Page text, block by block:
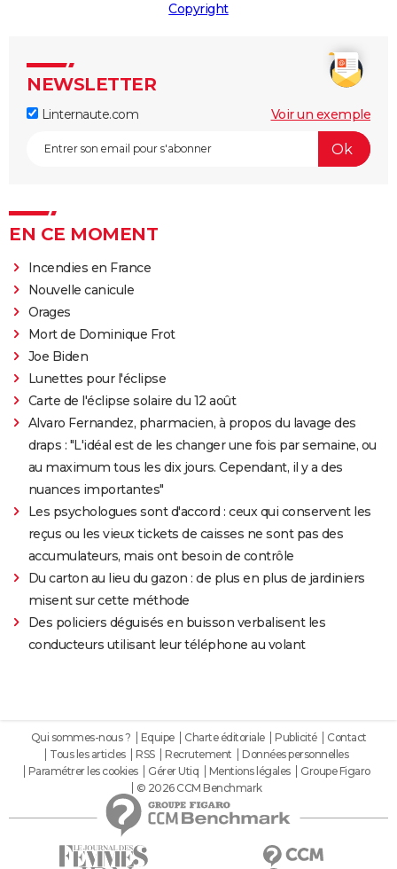
Copyright
NEWSLETTER
Linternaute.com Voir un exemple
EN CE MOMENT
Incendies en France
Nouvelle canicule
Orages
Mort de Dominique Frot
Joe Biden
Lunettes pour l'éclipse
Carte de l'éclipse solaire du 12 août
Alvaro Fernandez, pharmacien, à propos du lavage des
draps : "L'idéal est de les changer une fois par semaine, ou
au maximum tous les dix jours. Cependant, il y a des
nuances importantes"
Les psychologues sont d'accord : ceux qui conservent les
reçus ou les vieux tickets de caisses ne sont pas des
accumulateurs, mais ont besoin de contrôle
Du carton au lieu du gazon : de plus en plus de jardiniers
misent sur cette méthode
Des policiers déguisés en buisson verbalisent les
conducteurs utilisant leur téléphone au volant
Qui sommes-nous ? Equipe Charte éditoriale Publicité
Contact
Tous les articles
RSS Recrutement
Données personnelles
Paramétrer les cookies
Gérer Utiq Mentions légales
Groupe Figaro
© 2026 CCM Benchmark